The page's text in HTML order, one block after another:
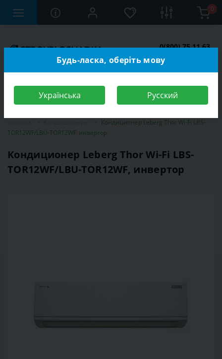
0
0(800) 75 11 63
Кондиционер Leberg Thor Wi-Fi LBS-
TOR12WF/LBU-TOR12WF, инвертор
Кондиционер Leberg Thor Wi-Fi LBS-
TOR12WF/LBU-TOR12WF, инвертор
Будь-ласка, оберіть мову
Українська Русский